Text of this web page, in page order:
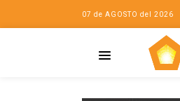
07 de AGOSTO del 2026